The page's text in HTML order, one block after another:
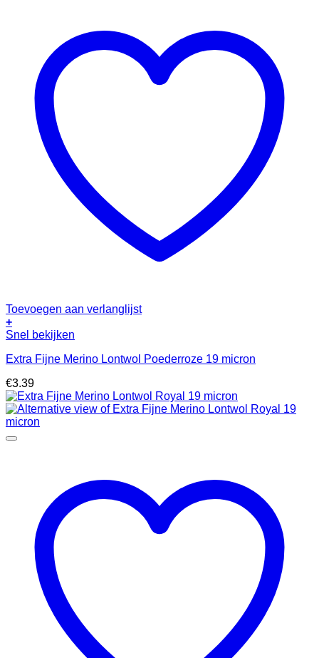
Toevoegen aan verlanglijst
+
Snel bekijken
Extra Fijne Merino Lontwol Poederroze 19 micron
€3.39